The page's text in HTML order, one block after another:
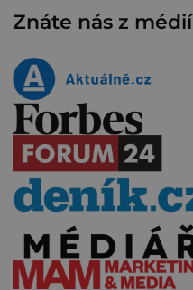
Znáte nás z médií